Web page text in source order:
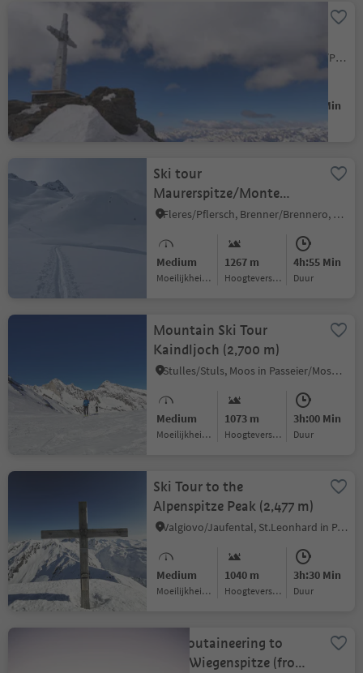
S. Giacomo/St. Jakob - Val di Vizze/Pfitsch, Pfitsch/Val di Vizze, Sterzing/Vipiteno and environs
5h:34 Min
Ski tour
Maurerspitze/Monte
Muro
Fleres/Pflersch, Brenner/Brennero, Sterzing/Vipiteno and environs
Medium
Moeilijkheidsgraad
1267 m
Hoogteverschil
4h:55 Min
Duur
Mountain Ski Tour
Kaindljoch (2,700 m)
Stulles/Stuls, Moos in Passeier/Moso in Passiria, Meran/Merano and environs
Medium
Moeilijkheidsgraad
1073 m
Hoogteverschil
3h:00 Min
Duur
Ski Tour to the
Alpenspitze Peak (2,477 m)
Valgiovo/Jaufental, St.Leonhard in Passeier/San Leonardo in Passiria, Meran/Merano and environs
Medium
Moeilijkheidsgraad
1040 m
Hoogteverschil
3h:30 Min
Duur
Ski moutaineering to
Hohe Wiegenspitze (from